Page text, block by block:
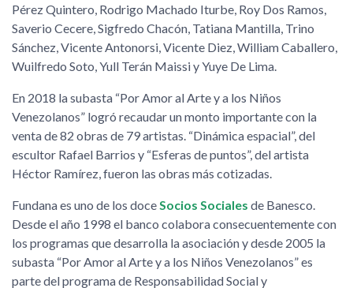
Pérez Quintero, Rodrigo Machado Iturbe, Roy Dos Ramos,
Saverio Cecere, Sigfredo Chacón, Tatiana Mantilla, Trino
Sánchez, Vicente Antonorsi, Vicente Diez, William Caballero,
Wuilfredo Soto, Yull Terán Maissi y Yuye De Lima.
En 2018 la subasta “Por Amor al Arte y a los Niños
Venezolanos” logró recaudar un monto importante con la
venta de 82 obras de 79 artistas. “Dinámica espacial”, del
escultor Rafael Barrios y “Esferas de puntos”, del artista
Héctor Ramírez, fueron las obras más cotizadas.
Fundana es uno de los doce Socios Sociales de Banesco.
Desde el año 1998 el banco colabora consecuentemente con
los programas que desarrolla la asociación y desde 2005 la
subasta “Por Amor al Arte y a los Niños Venezolanos” es
parte del programa de Responsabilidad Social y